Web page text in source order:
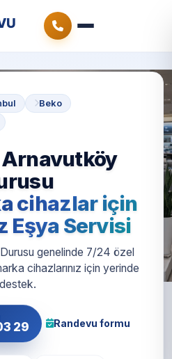
Beko
cihazlar için
Eşya Servisi
genelinde 7/24 özel
cihazlarınız için yerinde
destek.
29 Randevu formu